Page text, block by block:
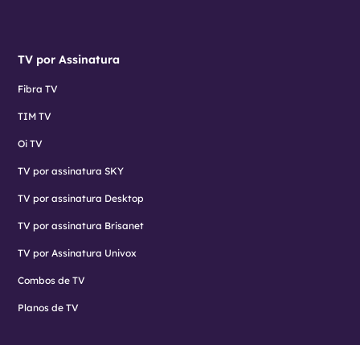
TV por Assinatura
Fibra TV
TIM TV
Oi TV
TV por assinatura SKY
TV por assinatura Desktop
TV por assinatura Brisanet
TV por Assinatura Univox
Combos de TV
Planos de TV